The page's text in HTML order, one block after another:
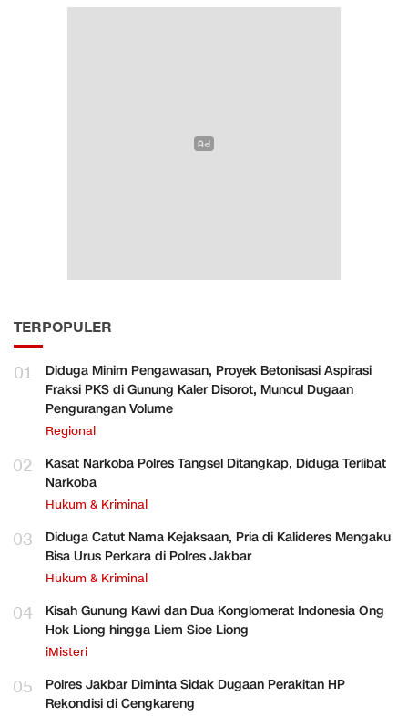
TERPOPULER
01
Diduga Minim Pengawasan, Proyek Betonisasi Aspirasi
Fraksi PKS di Gunung Kaler Disorot, Muncul Dugaan
Pengurangan Volume
Regional
02
Kasat Narkoba Polres Tangsel Ditangkap, Diduga Terlibat
Narkoba
Hukum & Kriminal
03
Diduga Catut Nama Kejaksaan, Pria di Kalideres Mengaku
Bisa Urus Perkara di Polres Jakbar
Hukum & Kriminal
04
Kisah Gunung Kawi dan Dua Konglomerat Indonesia Ong
Hok Liong hingga Liem Sioe Liong
iMisteri
05
Polres Jakbar Diminta Sidak Dugaan Perakitan HP
Rekondisi di Cengkareng